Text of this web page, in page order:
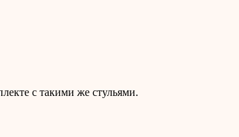
с такими же стульями.